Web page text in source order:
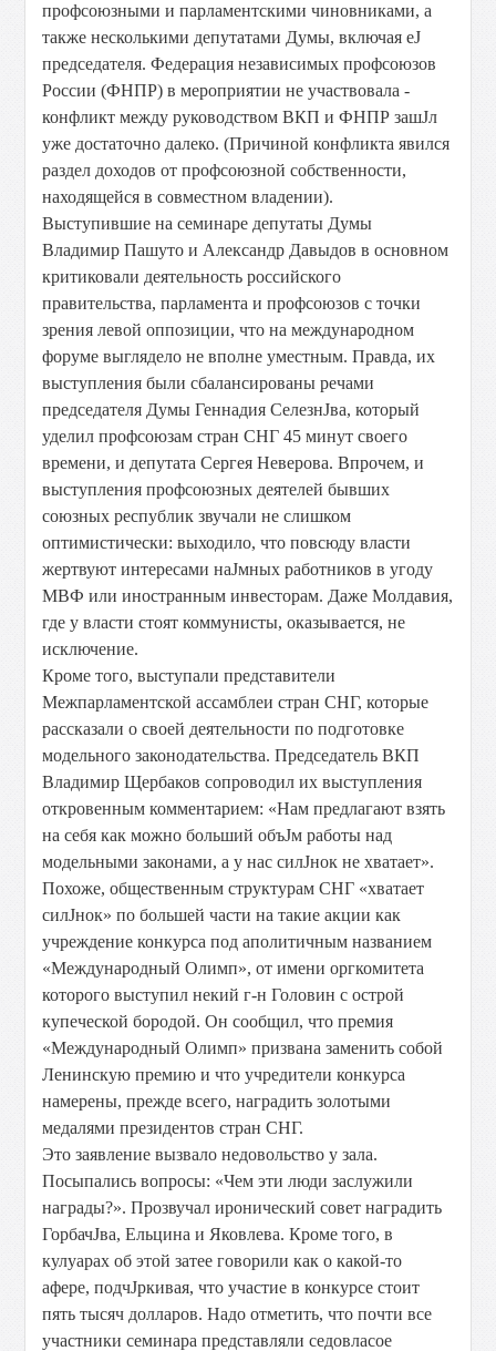
профсоюзными и парламентскими чиновниками, а
также несколькими депутатами Думы, включая еЈ
председателя. Федерация независимых профсоюзов
России (ФНПР) в мероприятии не участвовала -
конфликт между руководством ВКП и ФНПР зашЈл
уже достаточно далеко. (Причиной конфликта явился
раздел доходов от профсоюзной собственности,
находящейся в совместном владении).
Выступившие на семинаре депутаты Думы
Владимир Пашуто и Александр Давыдов в основном
критиковали деятельность российского
правительства, парламента и профсоюзов с точки
зрения левой оппозиции, что на международном
форуме выглядело не вполне уместным. Правда, их
выступления были сбалансированы речами
председателя Думы Геннадия СелезнЈва, который
уделил профсоюзам стран СНГ 45 минут своего
времени, и депутата Сергея Неверова. Впрочем, и
выступления профсоюзных деятелей бывших
союзных республик звучали не слишком
оптимистически: выходило, что повсюду власти
жертвуют интересами наЈмных работников в угоду
МВФ или иностранным инвесторам. Даже Молдавия,
где у власти стоят коммунисты, оказывается, не
исключение.
Кроме того, выступали представители
Межпарламентской ассамблеи стран СНГ, которые
рассказали о своей деятельности по подготовке
модельного законодательства. Председатель ВКП
Владимир Щербаков сопроводил их выступления
откровенным комментарием: «Нам предлагают взять
на себя как можно больший объЈм работы над
модельными законами, а у нас силЈнок не хватает».
Похоже, общественным структурам СНГ «хватает
силЈнок» по большей части на такие акции как
учреждение конкурса под аполитичным названием
«Международный Олимп», от имени оргкомитета
которого выступил некий г-н Головин с острой
купеческой бородой. Он сообщил, что премия
«Международный Олимп» призвана заменить собой
Ленинскую премию и что учредители конкурса
намерены, прежде всего, наградить золотыми
медалями президентов стран СНГ.
Это заявление вызвало недовольство у зала.
Посыпались вопросы: «Чем эти люди заслужили
награды?». Прозвучал иронический совет наградить
ГорбачЈва, Ельцина и Яковлева. Кроме того, в
кулуарах об этой затее говорили как о какой-то
афере, подчЈркивая, что участие в конкурсе стоит
пять тысяч долларов. Надо отметить, что почти все
участники семинара представляли седовласое